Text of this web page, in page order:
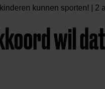
kunnen sporten! | 2
wil